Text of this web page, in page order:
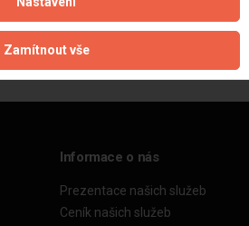
Informace o nás
Prezentace našich služeb
Ceník našich služeb
Zamítnout vše